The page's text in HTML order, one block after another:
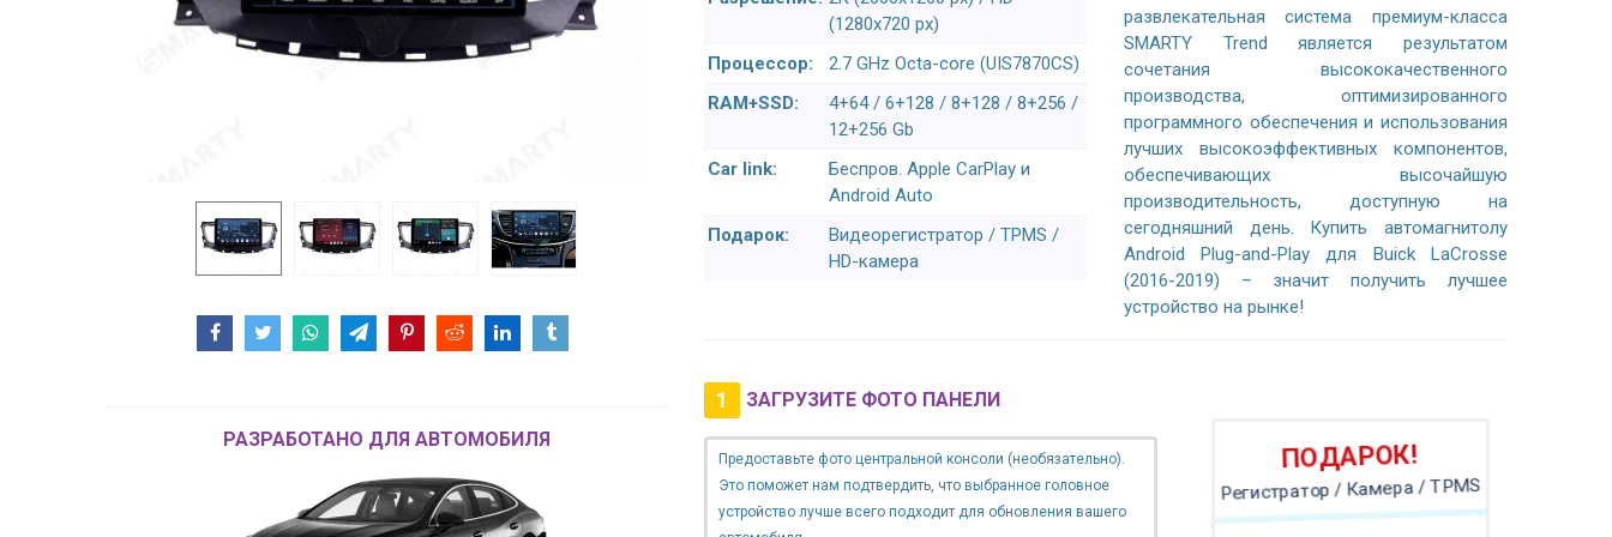
РАЗРАБОТАНО ДЛЯ АВТОМОБИЛЯ
(1280x720 px)
Процессор:
2.7 GHz Octa-core (UIS7870CS)
RAM+SSD:
4+64 / 6+128 / 8+128 / 8+256 /
12+256 Gb
Car link:
Беспров. Apple CarPlay и
Android Auto
Подарок:
Видеорегистратор / TPMS /
HD-камера
развлекательная система премиум-класса
SMARTY Trend является результатом
сочетания высококачественного
производства, оптимизированного
программного обеспечения и использования
лучших высокоэффективных компонентов,
обеспечивающих высочайшую
производительность, доступную на
сегодняшний день. Купить автомагнитолу
Android Plug-and-Play для Buick LaCrosse
(2016-2019) – значит получить лучшее
устройство на рынке!
1 ЗАГРУЗИТЕ ФОТО ПАНЕЛИ
Предоставьте фото центральной консоли (необязательно).
Это поможет нам подтвердить, что выбранное головное
устройство лучше всего подходит для обновления вашего
ПОДАРОК!
Регистратор / Камера / TPMS